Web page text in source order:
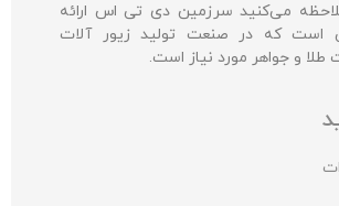
می‌کنید سرزمین دی تی اس ارائه
است که در صنعت تولید زیور آلات
و جواهر مورد نیاز است.